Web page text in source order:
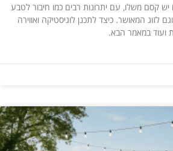
קסם משלו, עם יתרונות רבים כמו חיבור לטבע
לזוג המאושר. כיצד לתכנן לוגיסטיקה ואווירה
ועוד במאמר הבא.